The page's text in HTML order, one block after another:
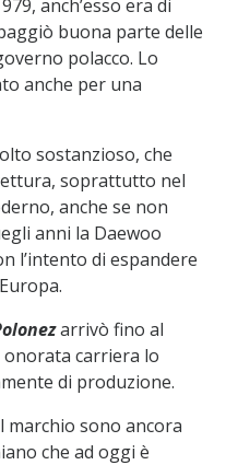
anch’esso era di
buona parte delle
polacco. Lo
anche per una
sostanzioso, che
soprattutto nel
anche se non
anni la Daewoo
l’intento di espandere
arrivò fino al
onorata carriera lo
di produzione.
marchio sono ancora
che ad oggi è